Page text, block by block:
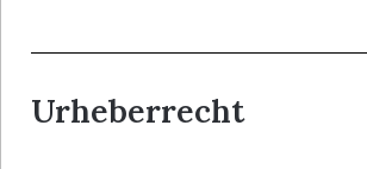
Urheberrecht